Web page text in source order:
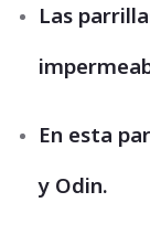
Las
En esta
y Odin.